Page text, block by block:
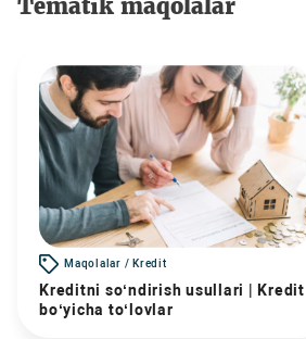
Tematik maqolalar
Maqolalar / Kredit
Kreditni so‘ndirish usullari | Kredit
bo‘yicha to‘lovlar